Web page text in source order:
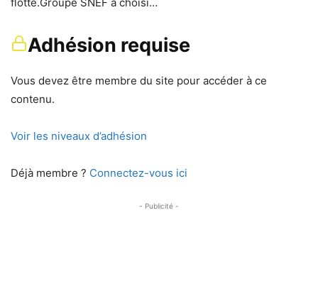
Adhésion requise
Vous devez être membre du site pour accéder à ce
contenu.
Voir les niveaux d’adhésion
Déjà membre ? Connectez-vous ici
- Publicité -